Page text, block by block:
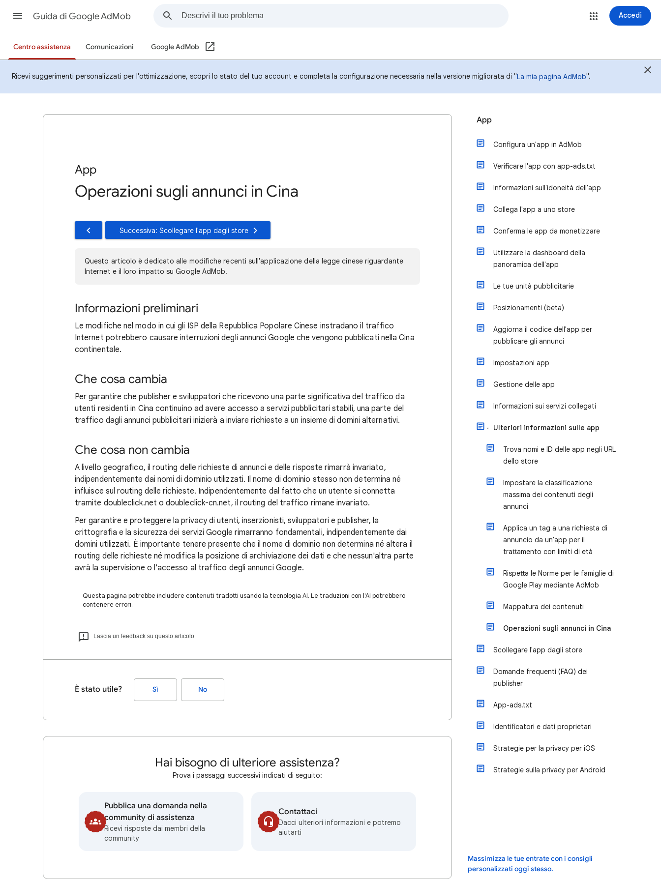
Guida di Google AdMob Accedi
Centro assistenza Comunicazioni Google AdMob
Ricevi suggerimenti personalizzati per l'ottimizzazione, scopri lo stato del tuo account e completa la configurazione necessaria nella versione migliorata di "La mia pagina AdMob".
App
Operazioni sugli annunci in Cina
Successiva: Scollegare l'app dagli store
Questo articolo è dedicato alle modifiche recenti sull'applicazione della legge cinese riguardante
Internet e il loro impatto su Google AdMob.
Informazioni preliminari
Le modifiche nel modo in cui gli ISP della Repubblica Popolare Cinese instradano il traffico
Internet potrebbero causare interruzioni degli annunci Google che vengono pubblicati nella Cina
continentale.
Che cosa cambia
Per garantire che publisher e sviluppatori che ricevono una parte significativa del traffico da
utenti residenti in Cina continuino ad avere accesso a servizi pubblicitari stabili, una parte del
traffico dagli annunci pubblicitari inizierà a inviare richieste a un insieme di domini alternativi.
Che cosa non cambia
A livello geografico, il routing delle richieste di annunci e delle risposte rimarrà invariato,
indipendentemente dai nomi di dominio utilizzati. Il nome di dominio stesso non determina né
influisce sul routing delle richieste. Indipendentemente dal fatto che un utente si connetta
tramite doubleclick.net o doubleclick-cn.net, il routing del traffico rimane invariato.
Per garantire e proteggere la privacy di utenti, inserzionisti, sviluppatori e publisher, la
crittografia e la sicurezza dei servizi Google rimarranno fondamentali, indipendentemente dai
domini utilizzati. È importante tenere presente che il nome di dominio non determina né altera il
routing delle richieste né modifica la posizione di archiviazione dei dati e che nessun'altra parte
avrà la supervisione o l'accesso al traffico degli annunci Google.
Questa pagina potrebbe includere contenuti tradotti usando la tecnologia AI. Le traduzioni con l'AI potrebbero
contenere errori.
Lascia un feedback su questo articolo
È stato utile? Sì No
Hai bisogno di ulteriore assistenza?
Prova i passaggi successivi indicati di seguito:
Pubblica una domanda nella
community di assistenza
Ricevi risposte dai membri della
community
Contattaci
Dacci ulteriori informazioni e potremo
aiutarti
App
Configura un'app in AdMob
Verificare l'app con app-ads.txt
Informazioni sull'idoneità dell'app
Collega l'app a uno store
Conferma le app da monetizzare
Utilizzare la dashboard della
panoramica dell'app
Le tue unità pubblicitarie
Posizionamenti (beta)
Aggiorna il codice dell'app per
pubblicare gli annunci
Impostazioni app
Gestione delle app
Informazioni sui servizi collegati
Ulteriori informazioni sulle app
Trova nomi e ID delle app negli URL
dello store
Impostare la classificazione
massima dei contenuti degli
annunci
Applica un tag a una richiesta di
annuncio da un'app per il
trattamento con limiti di età
Rispetta le Norme per le famiglie di
Google Play mediante AdMob
Mappatura dei contenuti
Operazioni sugli annunci in Cina
Scollegare l'app dagli store
Domande frequenti (FAQ) dei
publisher
App-ads.txt
Identificatori e dati proprietari
Strategie per la privacy per iOS
Strategie sulla privacy per Android
Massimizza le tue entrate con i consigli
personalizzati oggi stesso.